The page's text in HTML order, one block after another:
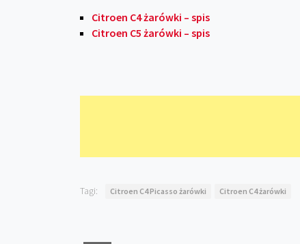
Citroen C4 żarówki – spis
Citroen C5 żarówki – spis
Tagi: Citroen C4 Picasso żarówki Citroen C4 żarówki